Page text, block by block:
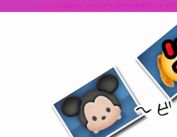
ツムツム攻略サイトの中でも最強の攻略サイトで